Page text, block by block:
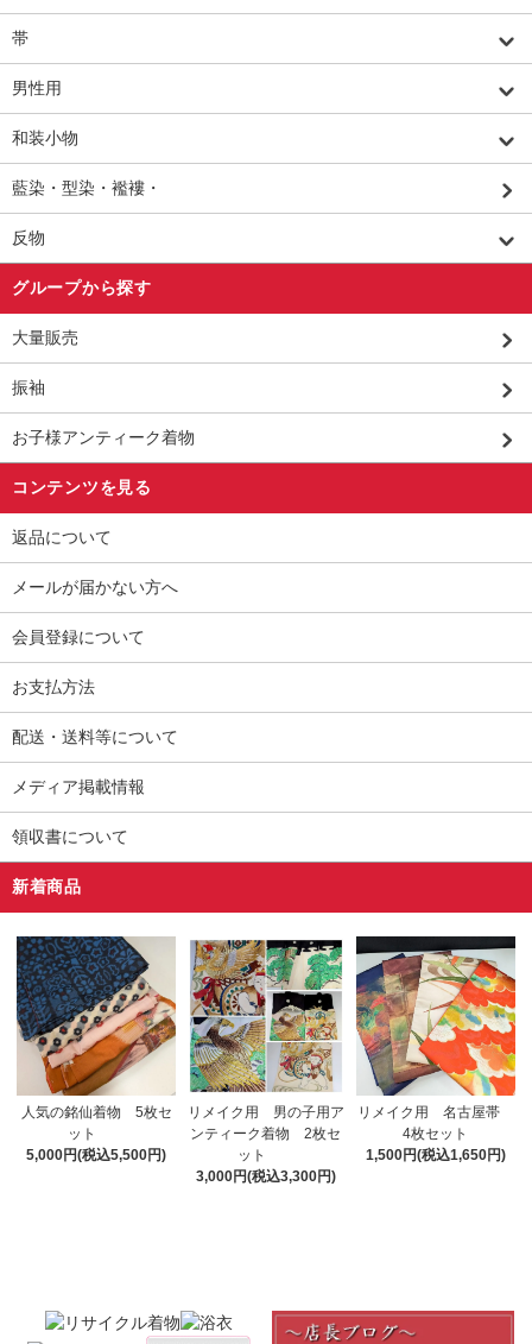
帯
男性用
和装小物
藍染・型染・襤褸・
反物
グループから探す
大量販売
振袖
お子様アンティーク着物
コンテンツを見る
返品について
メールが届かない方へ
会員登録について
お支払方法
配送・送料等について
メディア掲載情報
領収書について
新着商品
人気の銘仙着物 5枚セ
ット
5,000円(税込5,500円)
リメイク用 男の子用ア
ンティーク着物 2枚セ
ット
3,000円(税込3,300円)
リメイク用 名古屋帯
4枚セット
1,500円(税込1,650円)